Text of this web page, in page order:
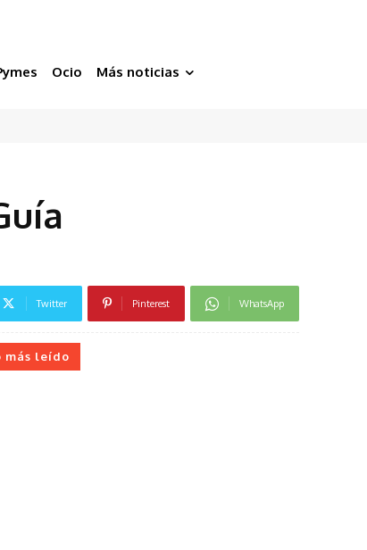
Ocio Más noticias
Twitter Pinterest WhatsApp
más leído